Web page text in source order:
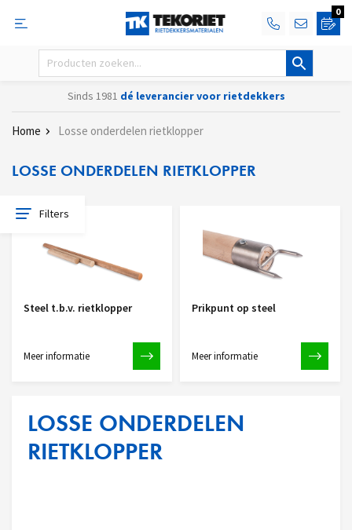
0
Sinds 1981 dé leverancier voor rietdekkers
Home Losse onderdelen rietklopper
LOSSE ONDERDELEN RIETKLOPPER
Filters
Steel t.b.v. rietklopper
Meer informatie
Prikpunt op steel
Meer informatie
LOSSE ONDERDELEN
RIETKLOPPER